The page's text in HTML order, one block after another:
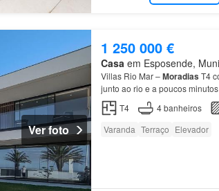
Ver foto
1 250 000 €
Casaem Esposende,
Villas Rio Mar –Moradias T4
junto ao rio e a poucos
Características principais
T4 4banheiros
Varanda Terraço Elevador